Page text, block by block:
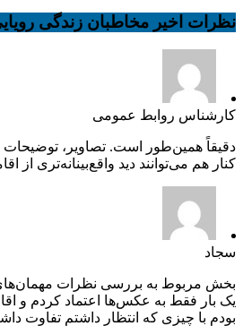
نظرات اخیر مخاطبان زندگی
کارشناس روابط عمومی
دقیقاً همین‌طور است. تصاویر، توضیحات
کنار هم می‌توانند دید واقع‌بینانه‌تری از
سجاد
بخش مربوط به بررسی نظرات
یک بار فقط به عکس‌ها اعتماد کردم و
بودم با چیزی که انتظار داشتم تفاوت